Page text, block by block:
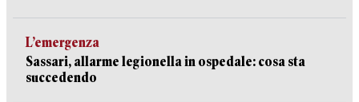
L’emergenza
Sassari, allarme legionella in ospedale: cosa sta
succedendo